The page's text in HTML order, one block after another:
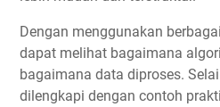
Dengan menggunakan
dapat melihat bagaimana
bagaimana data diproses.
dilengkapi dengan contoh